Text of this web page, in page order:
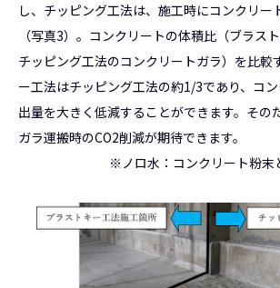
し、チッピング工法は、施工時にコンクリー
（写真3）。コンクリートの体積比（ブラス
チッピング工法のコンクリートガラ）を比較
ー工法はチッピング工法の約1/3であり、コ
出量を大きく低減することができます。その
ガラ運搬時のCO2削減が期待できます。
※ノロ水：コンクリート粉末